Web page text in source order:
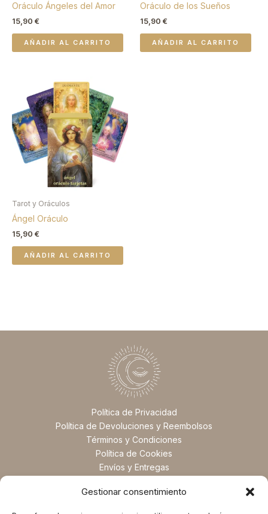
Gestionar consentimiento
Oráculo Ángeles del Amor
15,90 €
AÑADIR AL CARRITO
Oráculo de los Sueños
15,90 €
AÑADIR AL CARRITO
Tarot y Oráculos
Ángel Oráculo
15,90 €
AÑADIR AL CARRITO
Política de Privacidad
Política de Devoluciones y Reembolsos
Términos y Condiciones
Política de Cookies
Envíos y Entregas